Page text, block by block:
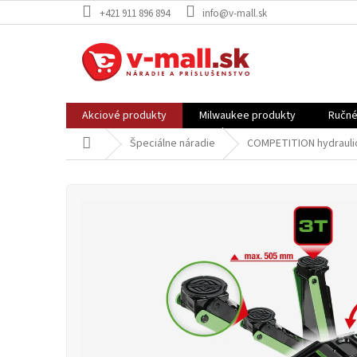
na
+421 911 896 894 info@v-mall.sk
Akciové produkty Milwaukee produkty
DomovŠpeciálne náradie COMPETITION